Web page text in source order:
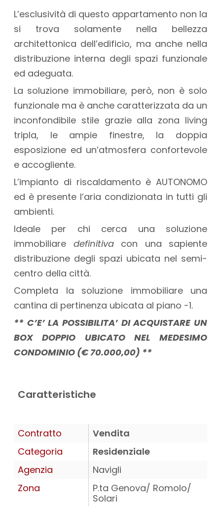
L’esclusività di questo appartamento non la
si trova solamente nella bellezza
architettonica dell’edificio, ma anche nella
distribuzione interna degli spazi funzionale
ed adeguata.
La soluzione immobiliare, però, non è solo
funzionale ma è anche caratterizzata da un
inconfondibile stile grazie alla zona living
tripla, le ampie finestre, la doppia
esposizione ed un’atmosfera confortevole
e accogliente.
L’impianto di riscaldamento è AUTONOMO
ed è presente l’aria condizionata in tutti gli
ambienti.
Ideale per chi cerca una soluzione
immobiliare definitivacon una sapiente
distribuzione degli spazi ubicata nel semi-
centro della città.
Completa la soluzione immobiliare una
cantina di pertinenza ubicata al piano -1.
** C’E’ LA POSSIBILITA’ DI ACQUISTARE UN
BOX DOPPIO UBICATO NEL MEDESIMO
CONDOMINIO (€ 70.000,00) **
Caratteristiche
Contratto
Vendita
Categoria
Residenziale
Agenzia
Navigli
Zona
P.ta Genova/ Romolo/
Solari